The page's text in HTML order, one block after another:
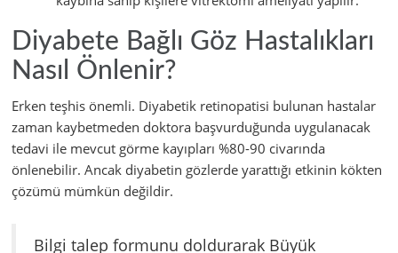
Diyabete Bağlı Göz Hastalıkları
Nasıl Önlenir?
Erken teşhis önemli. Diyabetik retinopatisi bulunan hastalar
zaman kaybetmeden doktora başvurduğunda uygulanacak
tedavi ile mevcut görme kayıpları %80-90 civarında
önlenebilir. Ancak diyabetin gözlerde yarattığı etkinin kökten
çözümü mümkün değildir.
Bilgi talep formunu doldurarak Büyük